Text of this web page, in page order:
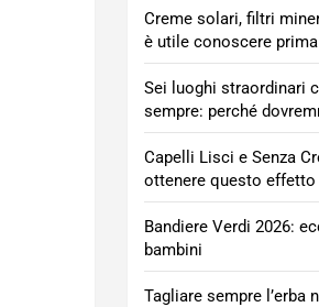
Creme solari, filtri
è utile conoscere
Sei luoghi straordinari
sempre: perché
Capelli Lisci e Senza
ottenere questo effetto
Bandiere Verdi 2026:
bambini
Tagliare sempre